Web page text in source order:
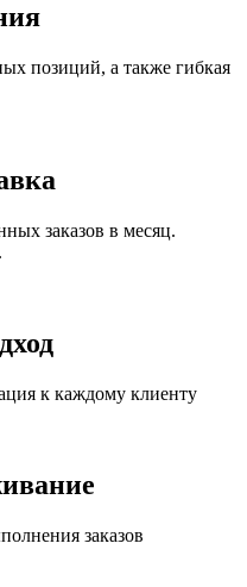
позиций, а также гибкая
заказов в месяц.
к каждому клиенту
заказов